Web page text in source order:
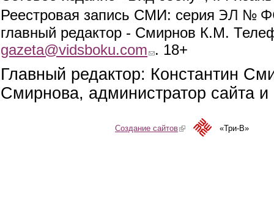
Реестровая запись СМИ: серия ЭЛ №
главный редактор - Смирнов К.М.
gazeta@vidsboku.com (link sends e-mail)
. 18+
Главный редактор: Константин
Смирнова, администратор сайта
Создание сайтов(link is external)«Три-В»